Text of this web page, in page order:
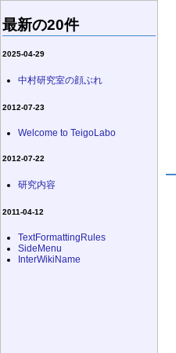
最新の20件
2025-04-29
中村研究室の顔ぶれ
2012-07-23
Welcome to TeigoLabo
2012-07-22
研究内容
2011-04-12
TextFormattingRules
SideMenu
InterWikiName